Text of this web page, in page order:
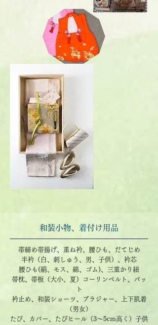
和装小物、着付け用品
帯締め帯揚げ、重ね衿、腰ひも、だてじめ
半衿（白、刺しゅう、男、子供）、衿芯
腰ひも(絹、モス、綿、ゴム)、三重かり紐
帯枕、帯板（大小、夏）コーリンベルト、パッ
ト
衿止め、和装ショーツ、ブラジャー、上下肌着
（男女）
たび、カバー、たびヒール（3～5cm高く）子供